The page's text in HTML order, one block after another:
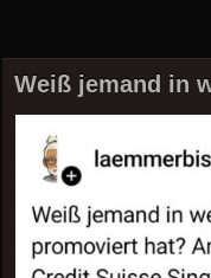
Weiß jemand in